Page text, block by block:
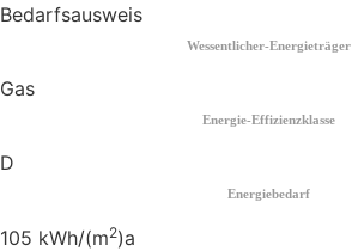
Bedarfsausweis
Wessentlicher-Energieträger
Gas
Energie-Effizienzklasse
D
Energiebedarf
105 kWh/(m2)a